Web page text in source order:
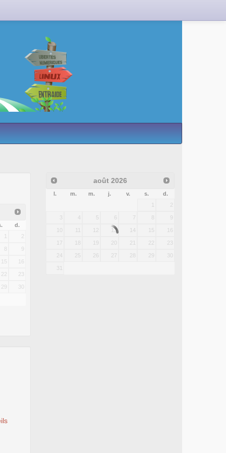
d.
1
2
8 9
15 16
22 23
29 30
août 2026
l. m. m. j. v. s.
d.
1
2
3 4 5 6 7 8 9
10 11 12 13 14 15 16
17 18 19 20 21 22 23
24 25 26 27 28 29 30
31